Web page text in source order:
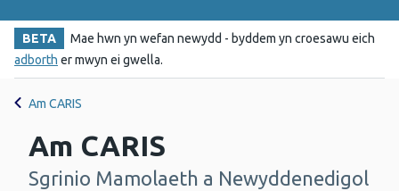
BETA
Mae hwn yn wefan newydd - byddem yn croesawu eich
adborth er mwyn ei gwella.
Am CARIS
Am CARIS
-
Sgrinio Mamolaeth a Newyddenedigol